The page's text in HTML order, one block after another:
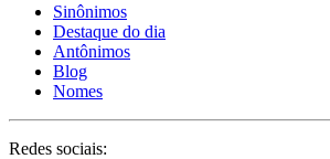
Sinônimos
Destaque do dia
Antônimos
Blog
Nomes
Redes sociais: